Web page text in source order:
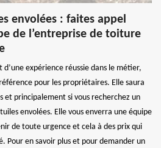
envolées : faites appel
de l’entreprise de toiture
expérience réussie dans le métier,
pour les propriétaires. Elle saura
et principalement si vous recherchez un
envolées. Elle vous enverra une équipe
de toute urgence et cela à des prix qui
Pour en savoir plus et pour demander un